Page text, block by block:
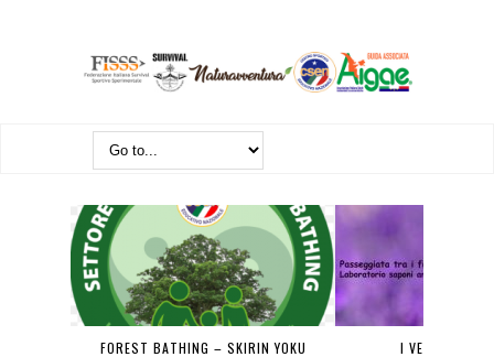
FOREST BATHING – SKIRIN YOKU I VENERDÌ